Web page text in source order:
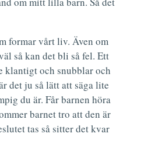
formar vårt liv. Även om
så kan det bli så fel. Ett
klantigt och snubblar och
det ju så lätt att säga lite
du är. Får barnen höra
barnet tro att den är
tas så sitter det kvar